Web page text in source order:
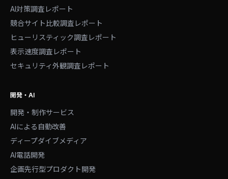
AI対策調査レポート
競合サイト比較調査レポート
ヒューリスティック調査レポート
表示速度調査レポート
セキュリティ外観調査レポート
開発・AI
開発・制作サービス
AIによる自動改善
ディープダイブメディア
AI電話開発
企画先行型プロダクト開発